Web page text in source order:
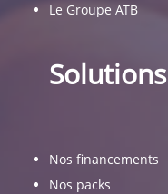
Le Groupe ATB
Solutions
Nos financements
Nos packs